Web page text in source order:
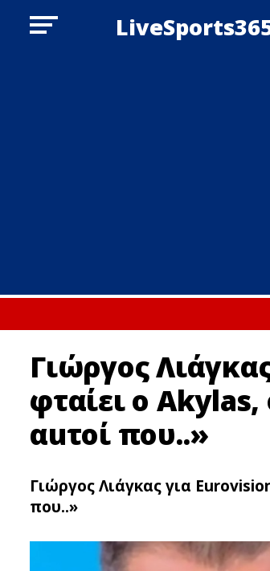
Γιώργος
φταίει ο Akylas,
αuτοί που..»
Γιώργος Λιάγκας για
που..»